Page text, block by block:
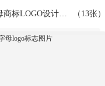
P字母商标LOGO设计图片 （13张）